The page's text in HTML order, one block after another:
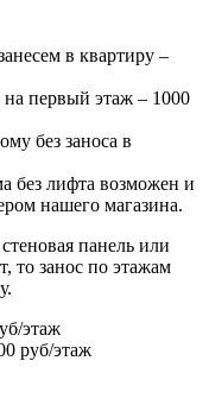
в квартиру –
первый этаж – 1000
без заноса в
без лифта возможен и
нашего магазина.
панель или
то занос по этажам
этаж
руб/этаж